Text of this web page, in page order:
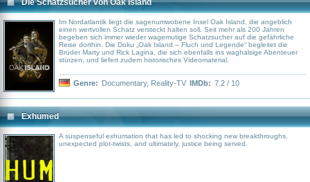
Die Schatzsucher von Oak Island
Im Nordatlantik liegt die sagenumwobene Insel Oak Island, die angeblich
einen wertvollen Schatz versteckt halten soll. Seit mehr als 200 Jahren
begeben sich immer wieder wagemutige Schatzsucher auf die gefährliche
Reise dorthin. Die Doku „Oak Island – Fluch und Legende“ begleitet die
Brüder Marty und Rick Lagina, die sich ebenfalls ins waghalsige Abenteuer
stürzen, und liefert zudem historisches Videomaterial.
Genre: Documentary, Reality-TV IMDb: 7.2 / 10
Exhumed
A suspenseful exhumation that has led to shocking new breakthroughs,
unexpected plot-twists, and ultimately, justice being served.